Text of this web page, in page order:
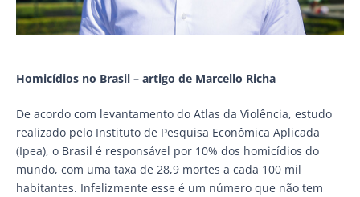
Homicídios no Brasil – artigo de Marcello Richa
De acordo com levantamento do Atlas da Violência, estudo
realizado pelo Instituto de Pesquisa Econômica Aplicada
(Ipea), o Brasil é responsável por 10% dos homicídios do
mundo, com uma taxa de 28,9 mortes a cada 100 mil
habitantes. Infelizmente esse é um número que não tem